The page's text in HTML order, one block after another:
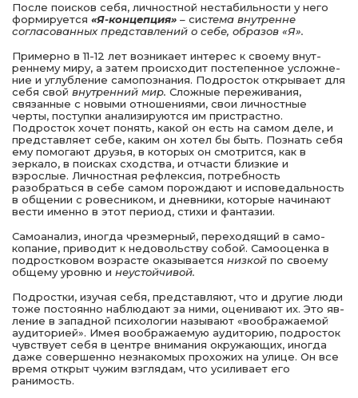
После поисков себя, лич­ностной нестабильности у него
формируется «Я-концепция» – система внутренне
согласованных представлений о себе, образов «Я».
Примерно в 11-12 лет возникает интерес к своему внут­
реннему миру, а затем происходит постепенное усложне­
ние и углубление самопознания. Подросток открывает для
себя свой внутренний мир. Сложные переживания,
связан­ные с новыми отношениями, свои личностные
черты, поступки анализируются им пристрастно.
Подросток хочет понять, какой он есть на самом деле, и
представляет себе, каким он хотел бы быть. Познать себя
ему помогают дру­зья, в которых он смотрится, как в
зеркало, в поисках сход­ства, и отчасти близкие и
взрослые. Личностная рефлек­сия, потребность
разобраться в себе самом порождают и исповедальность
в общении с ровесником, и дневники, которые начинают
вести именно в этот период, стихи и фантазии.
Самоанализ, иногда чрезмерный, переходящий в само­
копание, приводит к недовольству собой. Самооценка в
подростковом возрасте оказывается низкой по своему
об­щему уровню и неустойчивой.
Подростки, изучая себя, представляют, что и другие люди
тоже постоянно наблюдают за ними, оценивают их. Это яв­
ление в западной психологии называют «воображаемой
ауди­торией». Имея воображаемую аудиторию, подросток
чувствует себя в центре внимания окружающих, иногда
даже совер­шенно незнакомых прохожих на улице. Он все
время открыт чужим взглядам, что усиливает его
ранимость.